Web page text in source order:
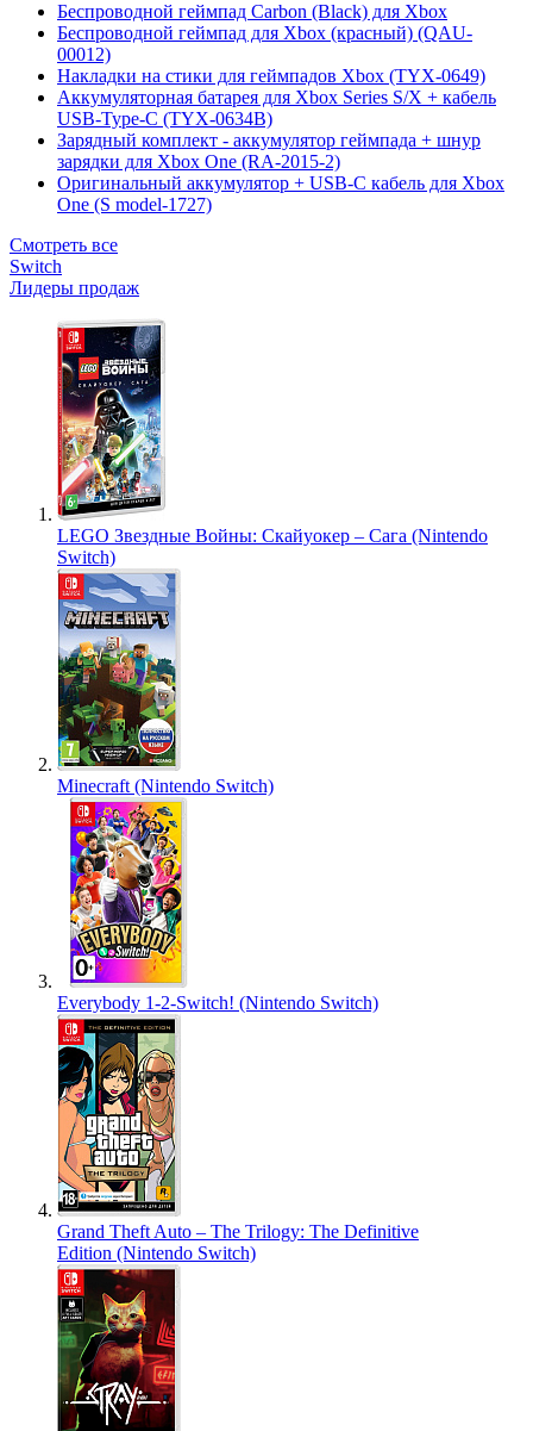
Беспроводной геймпад Carbon (Black) для Xbox
Беспроводной геймпад для Xbox (красный) (QAU-
00012)
Накладки на стики для геймпадов Xbox (TYX-0649)
Аккумуляторная батарея для Xbox Series S/X + кабель
USB-Type-C (TYX-0634B)
Зарядный комплект - аккумулятор геймпада + шнур
зарядки для Xbox One (RA-2015-2)
Оригинальный аккумулятор + USB-C кабель для Xbox
One (S model-1727)
Смотреть все
Switch
Лидеры продаж
LEGO Звездные Войны: Скайуокер – Сага (Nintendo
Switch)
Minecraft (Nintendo Switch)
Everybody 1-2-Switch! (Nintendo Switch)
Grand Theft Auto – The Trilogy: The Definitive
Edition (Nintendo Switch)